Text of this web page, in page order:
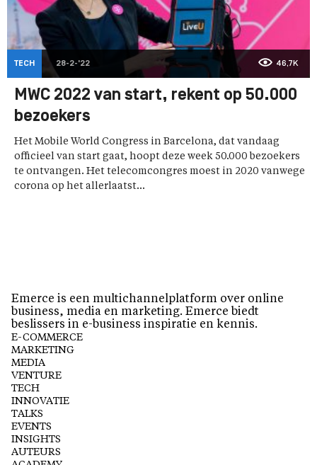
TECH 28-2-'22 46,7K
MWC 2022 van start, rekent op 50.000
bezoekers
Het Mobile World Congress in Barcelona, dat vandaag
officieel van start gaat, hoopt deze week 50.000 bezoekers
te ontvangen. Het telecomcongres moest in 2020 vanwege
corona op het allerlaatst...
Emerce is een multichannelplatform over online
business, media en marketing. Emerce biedt
beslissers in e-business inspiratie en kennis.
E-COMMERCE
MARKETING
MEDIA
VENTURE
TECH
INNOVATIE
TALKS
EVENTS
INSIGHTS
AUTEURS